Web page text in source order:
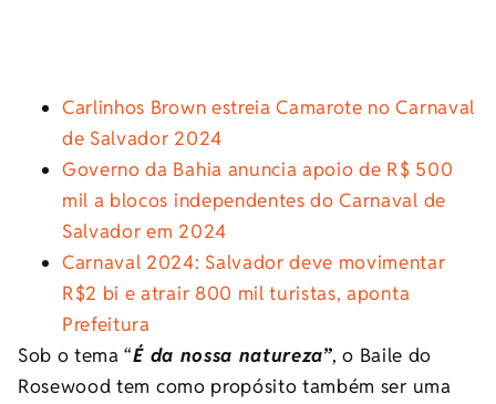
Carlinhos Brown estreia Camarote no Carnaval
de Salvador 2024
Governo da Bahia anuncia apoio de R$ 500
mil a blocos independentes do Carnaval de
Salvador em 2024
Carnaval 2024: Salvador deve movimentar
R$2 bi e atrair 800 mil turistas, aponta
Prefeitura
Sob o tema “É da nossa natureza”, o Baile do
Rosewood tem como propósito também ser uma